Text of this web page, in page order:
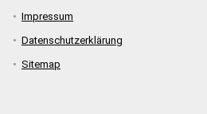
Impressum
Datenschutzerklärung
Sitemap